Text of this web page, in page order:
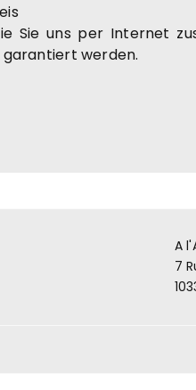
Sie uns per Internet
werden.
A
7